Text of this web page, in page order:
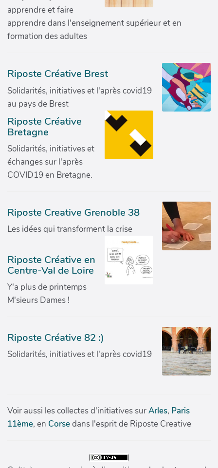
apprendre et faire
apprendre dans l'enseignement supérieur et en
formation des adultes
Riposte Créative Brest
Solidarités, initiatives et l'après covid19
au pays de Brest
Riposte Créative
Bretagne
Solidarités, initiatives et
échanges sur l'après
COVID19 en Bretagne.
Riposte Creative Grenoble 38
Les idées qui transforment la crise
Riposte Créative en
Centre-Val de Loire
Y'a plus de printemps
M'sieurs Dames !
Riposte Créative 82 :)
Solidarités, initiatives et l'après covid19
Voir aussi les collectes d'initiatives surArles, Paris
11ème, en Corsedans l'esprit de Riposte Creative